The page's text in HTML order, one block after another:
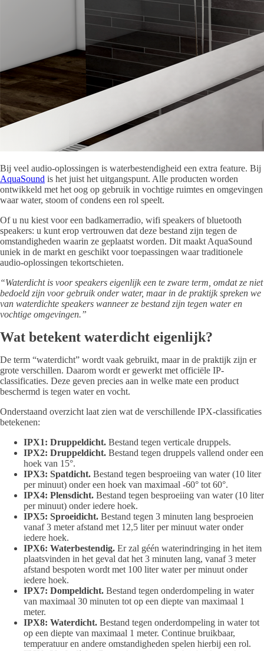
Bij veel audio-oplossingen is waterbestendigheid een extra feature. Bij
AquaSound is het juist het uitgangspunt. Alle producten worden
ontwikkeld met het oog op gebruik in vochtige ruimtes en omgevingen
waar water, stoom of condens een rol speelt.
Of u nu kiest voor een badkamerradio, wifi speakers of bluetooth
speakers: u kunt erop vertrouwen dat deze bestand zijn tegen de
omstandigheden waarin ze geplaatst worden. Dit maakt AquaSound
uniek in de markt en geschikt voor toepassingen waar traditionele
audio-oplossingen tekortschieten.
“Waterdicht is voor speakers eigenlijk een te zware term, omdat ze niet
bedoeld zijn voor gebruik onder water, maar in de praktijk spreken we
van waterdichte speakers wanneer ze bestand zijn tegen water en
vochtige omgevingen.”
Wat betekent waterdicht eigenlijk?
De term “waterdicht” wordt vaak gebruikt, maar in de praktijk zijn er
grote verschillen. Daarom wordt er gewerkt met officiële IP-
classificaties. Deze geven precies aan in welke mate een product
beschermd is tegen water en vocht.
Onderstaand overzicht laat zien wat de verschillende IPX-classificaties
betekenen:
IPX1: Druppeldicht. Bestand tegen verticale druppels.
IPX2: Druppeldicht. Bestand tegen druppels vallend onder een
hoek van 15°.
IPX3: Spatdicht. Bestand tegen besproeiing van water (10 liter
per minuut) onder een hoek van maximaal -60° tot 60°.
IPX4: Plensdicht. Bestand tegen besproeiing van water (10 liter
per minuut) onder iedere hoek.
IPX5: Sproeidicht. Bestand tegen 3 minuten lang besproeien
vanaf 3 meter afstand met 12,5 liter per minuut water onder
iedere hoek.
IPX6: Waterbestendig. Er zal géén waterindringing in het item
plaatsvinden in het geval dat het 3 minuten lang, vanaf 3 meter
afstand bespoten wordt met 100 liter water per minuut onder
iedere hoek.
IPX7: Dompeldicht. Bestand tegen onderdompeling in water
van maximaal 30 minuten tot op een diepte van maximaal 1
meter.
IPX8: Waterdicht. Bestand tegen onderdompeling in water tot
op een diepte van maximaal 1 meter. Continue bruikbaar,
temperatuur en andere omstandigheden spelen hierbij een rol.